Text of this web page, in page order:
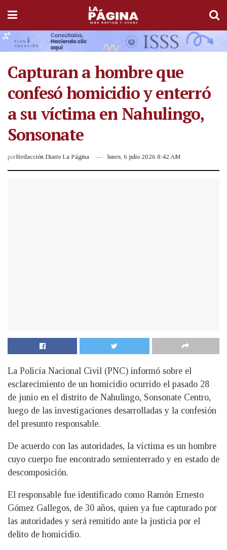
Capturan a hombre que
confesó homicidio y enterró
a su víctima en Nahulingo,
Sonsonate
porRedacción Diario La Página lunes, 6 julio 2026 8:42 AM
La Policía Nacional Civil (PNC) informó sobre el
esclarecimiento de un homicidio ocurrido el pasado 28
de junio en el distrito de Nahulingo, Sonsonate Centro,
luego de las investigaciones desarrolladas y la confesión
del presunto responsable.
De acuerdo con las autoridades, la víctima es un hombre
cuyo cuerpo fue encontrado semienterrado y en estado de
descomposición.
El responsable fue identificado como Ramón Ernesto
Gómez Gallegos, de 30 años, quien ya fue capturado por
las autoridades y será remitido ante la justicia por el
delito de homicidio.